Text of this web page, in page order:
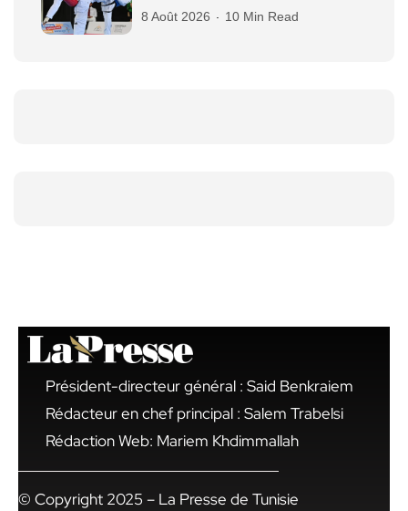
8 Août 2026 10 Min Read
Président-directeur général : Said Benkraiem
Rédacteur en chef principal : Salem Trabelsi
Rédaction Web: Mariem Khdimmallah
© Copyright 2025 – La Presse de Tunisie